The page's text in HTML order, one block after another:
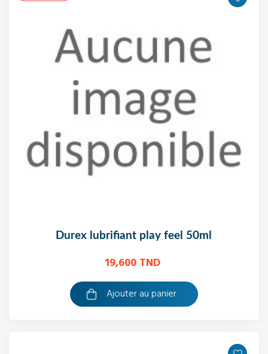
durex lubrifiant play feel 50ml
19,600 TND
Ajouter au panier